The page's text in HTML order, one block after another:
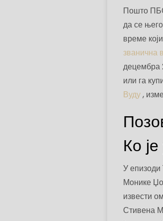
Пошто
да се
време
званична
децембра
или га
Вуду,
Ко
У епизоди
Монике
извести
Стивена